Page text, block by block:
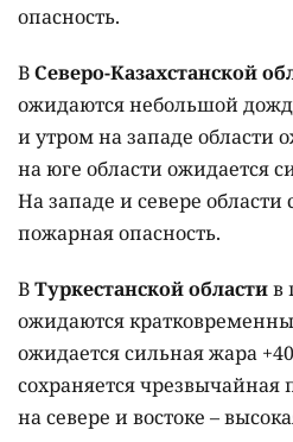
опасность.
ВСеверо-Казахстанской
ожидаются небольшой
и утром на западе области
на юге области ожидается
На западе и севере области
пожарная опасность.
ВТуркестанской областив
ожидаются
ожидается сильная жара
сохраняется чрезвычайная
на севере и востоке –